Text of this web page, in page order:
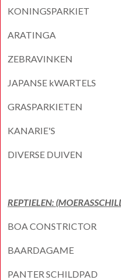
KONINGSPARKIET
ARATINGA
ZEBRAVINKEN
JAPANSE kWARTELS
GRASPARKIETEN
KANARIE'S
DIVERSE DUIVEN
REPTIELEN:
BOA CONSTRICTOR
BAARDAGAME
PANTER SCHILDPAD